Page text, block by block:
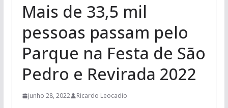
Mais de 33,5 mil
pessoas passam pelo
Parque na Festa de São
Pedro e Revirada 2022
junho 28, 2022 Ricardo Leocadio